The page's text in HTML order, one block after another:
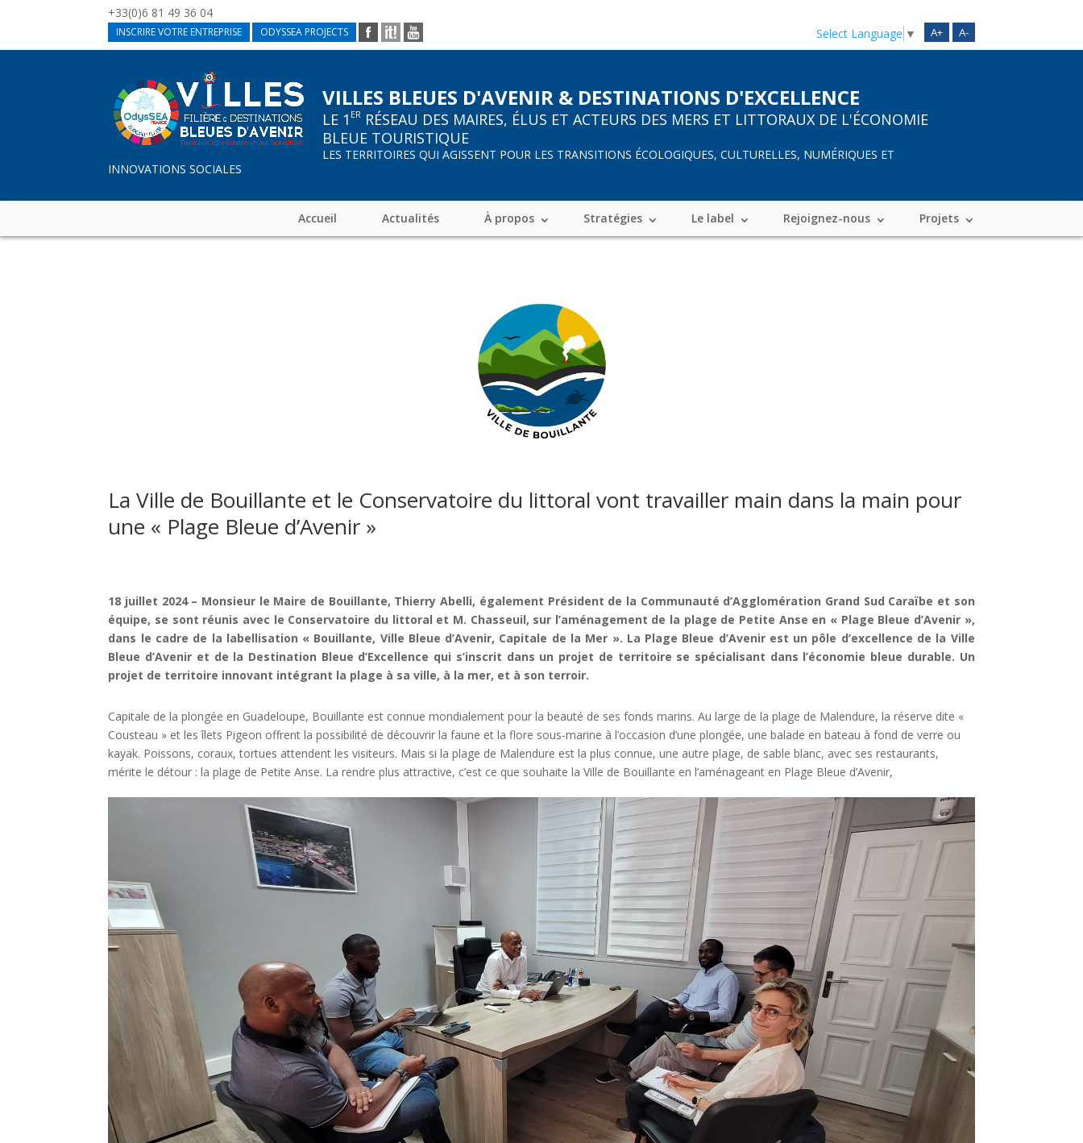
+33(0)6 81 49 36 04
INSCRIRE VOTRE ENTREPRISE ODYSSEA PROJECTS A+ A-
Select Language ▼
VILLES BLEUES D'AVENIR & DESTINATIONS D'EXCELLENCE
LE 1 ER RÉSEAU DES MAIRES, ÉLUS ET ACTEURS DES MERS ET LITTORAUX DE L'ÉCONOMIE
BLEUE TOURISTIQUE
LES TERRITOIRES QUI AGISSENT POUR LES TRANSITIONS ÉCOLOGIQUES, CULTURELLES, NUMÉRIQUES ET
INNOVATIONS SOCIALES
Accueil Actualités À propos Stratégies Le label Rejoignez-nous Projets
La Ville de Bouillante et le Conservatoire du littoral vont travailler main dans la main pour
une « Plage Bleue d’Avenir »
18 juillet 2024 – Monsieur le Maire de Bouillante, Thierry Abelli, également Président de la Communauté d’Agglomération Grand Sud Caraïbe et son
équipe, se sont réunis avec le Conservatoire du littoral et M. Chasseuil, sur l’aménagement de la plage de Petite Anse en « Plage Bleue d’Avenir »,
dans le cadre de la labellisation « Bouillante, Ville Bleue d’Avenir, Capitale de la Mer ». La Plage Bleue d’Avenir est un pôle d’excellence de la Ville
Bleue d’Avenir et de la Destination Bleue d’Excellence qui s’inscrit dans un projet de territoire se spécialisant dans l’économie bleue durable. Un
projet de territoire innovant intégrant la plage à sa ville, à la mer, et à son terroir.
Capitale de la plongée en Guadeloupe, Bouillante est connue mondialement pour la beauté de ses fonds marins. Au large de la plage de Malendure, la réserve dite «
Cousteau » et les îlets Pigeon offrent la possibilité de découvrir la faune et la flore sous-marine à l’occasion d’une plongée, une balade en bateau à fond de verre ou
kayak. Poissons, coraux, tortues attendent les visiteurs. Mais si la plage de Malendure est la plus connue, une autre plage, de sable blanc, avec ses restaurants,
mérite le détour : la plage de Petite Anse. La rendre plus attractive, c’est ce que souhaite la Ville de Bouillante en l’aménageant en Plage Bleue d’Avenir,